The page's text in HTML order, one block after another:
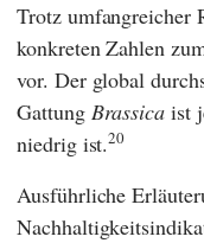
Trotz umfangreicher
konkreten Zahlen
vor. Der global
Gattung Brassica ist
niedrig ist.20
Ausführliche